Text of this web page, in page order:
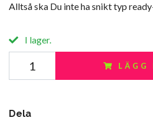
Alltså ska Du inte ha snikt typ
I lager.
LÄGG
Dela